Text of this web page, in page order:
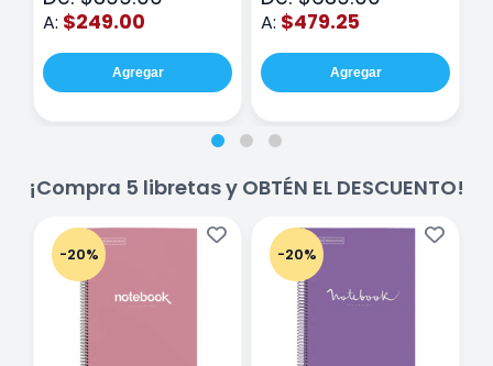
A: $249.00
Agregar
A: $479.25
Agregar
¡Compra 5 libretas y OBTÉN EL DESCUENTO!
-20% -20%